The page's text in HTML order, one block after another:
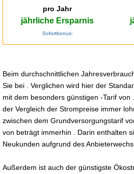
pro Jahr
jährliche Ersparnis
Sofortbonus:
Beim durchschnittlichen
Sie bei . Verglichen wird hier der
mit dem besonders günstigen -Tarif von
der Vergleich der Strompreise immer
zwischen dem Grundversorgungstarif
von beträgt immerhin . Darin enthalten
Neukunden aufgrund des
Außerdem ist auch der günstigste